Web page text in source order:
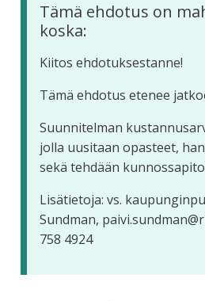
Tämä ehdotus on
koska:
Kiitos ehdotuksestanne!
Tämä ehdotus etenee
Suunnitelman
jolla uusitaan opasteet,
sekä tehdään
Lisätietoja: vs.
Sundman,
758 4924